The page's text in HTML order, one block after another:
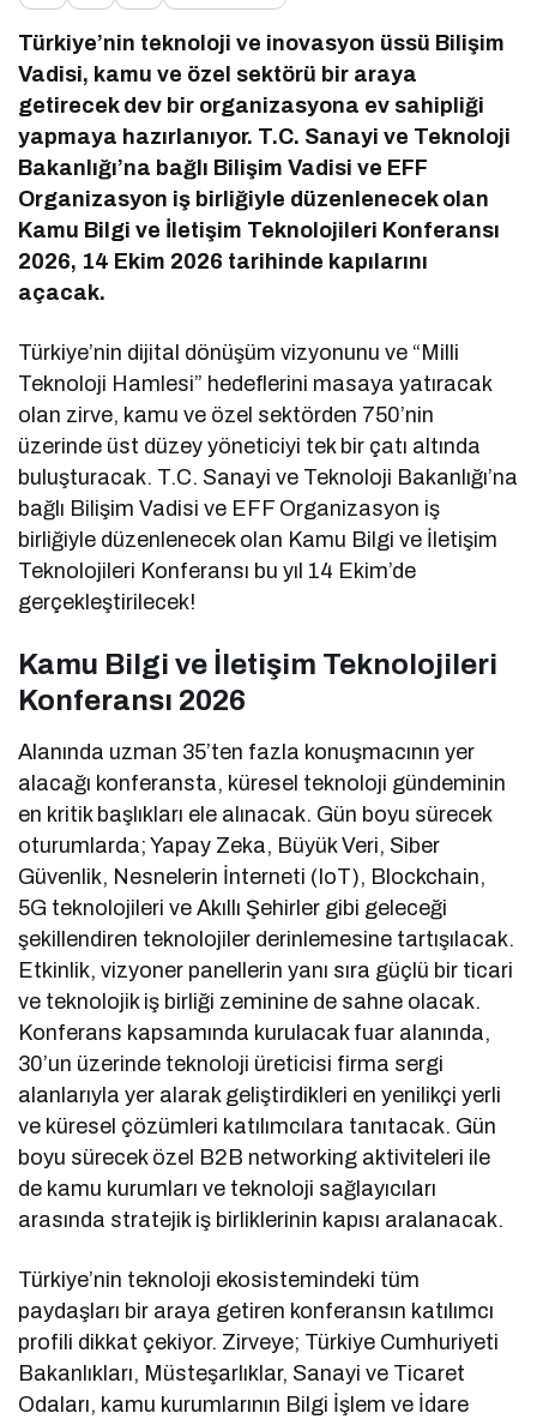
Türkiye’nin teknoloji ve inovasyon üssü Bilişim
Vadisi, kamu ve özel sektörü bir araya
getirecek dev bir organizasyona ev sahipliği
yapmaya hazırlanıyor. T.C. Sanayi ve Teknoloji
Bakanlığı’na bağlı Bilişim Vadisi ve EFF
Organizasyon iş birliğiyle düzenlenecek olan
Kamu Bilgi ve İletişim Teknolojileri Konferansı
2026, 14 Ekim 2026 tarihinde kapılarını
açacak.
Türkiye’nin dijital dönüşüm vizyonunu ve “Milli
Teknoloji Hamlesi” hedeflerini masaya yatıracak
olan zirve, kamu ve özel sektörden 750’nin
üzerinde üst düzey yöneticiyi tek bir çatı altında
buluşturacak. T.C. Sanayi ve Teknoloji Bakanlığı’na
bağlı Bilişim Vadisi ve EFF Organizasyon iş
birliğiyle düzenlenecek olan Kamu Bilgi ve İletişim
Teknolojileri Konferansı bu yıl 14 Ekim’de
gerçekleştirilecek!
Kamu Bilgi ve İletişim Teknolojileri
Konferansı 2026
Alanında uzman 35’ten fazla konuşmacının yer
alacağı konferansta, küresel teknoloji gündeminin
en kritik başlıkları ele alınacak. Gün boyu sürecek
oturumlarda; Yapay Zeka, Büyük Veri, Siber
Güvenlik, Nesnelerin İnterneti (IoT), Blockchain,
5G teknolojileri ve Akıllı Şehirler gibi geleceği
şekillendiren teknolojiler derinlemesine tartışılacak.
Etkinlik, vizyoner panellerin yanı sıra güçlü bir ticari
ve teknolojik iş birliği zeminine de sahne olacak.
Konferans kapsamında kurulacak fuar alanında,
30’un üzerinde teknoloji üreticisi firma sergi
alanlarıyla yer alarak geliştirdikleri en yenilikçi yerli
ve küresel çözümleri katılımcılara tanıtacak. Gün
boyu sürecek özel B2B networking aktiviteleri ile
de kamu kurumları ve teknoloji sağlayıcıları
arasında stratejik iş birliklerinin kapısı aralanacak.
Türkiye’nin teknoloji ekosistemindeki tüm
paydaşları bir araya getiren konferansın katılımcı
profili dikkat çekiyor. Zirveye; Türkiye Cumhuriyeti
Bakanlıkları, Müsteşarlıklar, Sanayi ve Ticaret
Odaları, kamu kurumlarının Bilgi İşlem ve İdare